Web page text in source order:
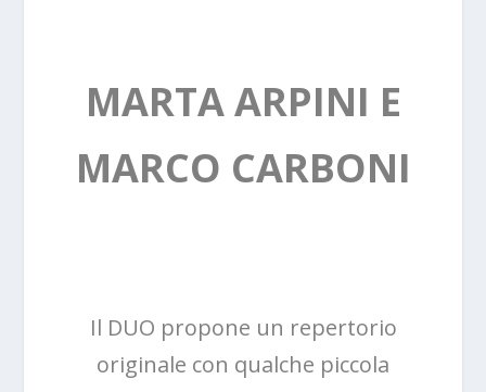
MARTA ARPINI E
MARCO CARBONI
Il DUO propone un repertorio
originale con qualche piccola